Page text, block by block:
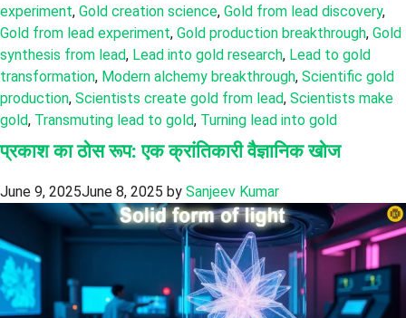
experiment, Gold creation science, Gold from lead discovery,
Gold from lead experiment, Gold production breakthrough, Gold
synthesis from lead, Lead into gold research, Lead to gold
transformation, Modern alchemy breakthrough, Scientific gold
production, Scientists create gold from lead, Scientists make
gold, Transmuting lead to gold, Turning lead into gold
प्रकाश का ठोस रूप: एक क्रांतिकारी वैज्ञानिक खोज
June 9, 2025June 8, 2025 by Sanjeev Kumar